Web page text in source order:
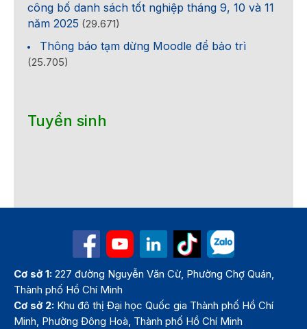
công bố danh sách tốt nghiệp tháng 9, 10 và 11
năm 2025 (29.671)
Thông báo tạm dừng Moodle để bảo trì
(25.705)
Tuyển sinh
Cơ sở 1: 227 đường Nguyễn Văn Cừ, Phường Chợ Quán,
Thành phố Hồ Chí Minh
Cơ sở 2: Khu đô thị Đại học Quốc gia Thành phố Hồ Chí
Minh, Phường Đông Hoà, Thành phố Hồ Chí Minh